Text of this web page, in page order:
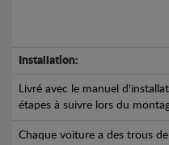
Installation:
Livré avec le manuel
étapes à suivre lors du
Chaque voiture a des trous